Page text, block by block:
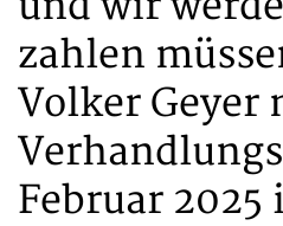
zahlen
Volker Geyer
Februar 2025